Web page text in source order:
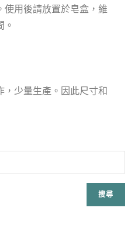
搜尋
使用後請放置於皂盒，維
。
，少量生產。因此尺寸和